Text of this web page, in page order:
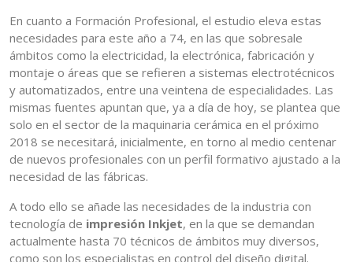
En cuanto a Formación Profesional, el estudio eleva estas
necesidades para este año a 74, en las que sobresale
ámbitos como la electricidad, la electrónica, fabricación y
montaje o áreas que se refieren a sistemas electrotécnicos
y automatizados, entre una veintena de especialidades. Las
mismas fuentes apuntan que, ya a día de hoy, se plantea que
solo en el sector de la maquinaria cerámica en el próximo
2018 se necesitará, inicialmente, en torno al medio centenar
de nuevos profesionales con un perfil formativo ajustado a la
necesidad de las fábricas.
A todo ello se añade las necesidades de la industria con
tecnología de impresión Inkjet, en la que se demandan
actualmente hasta 70 técnicos de ámbitos muy diversos,
como son los especialistas en control del diseño digital.